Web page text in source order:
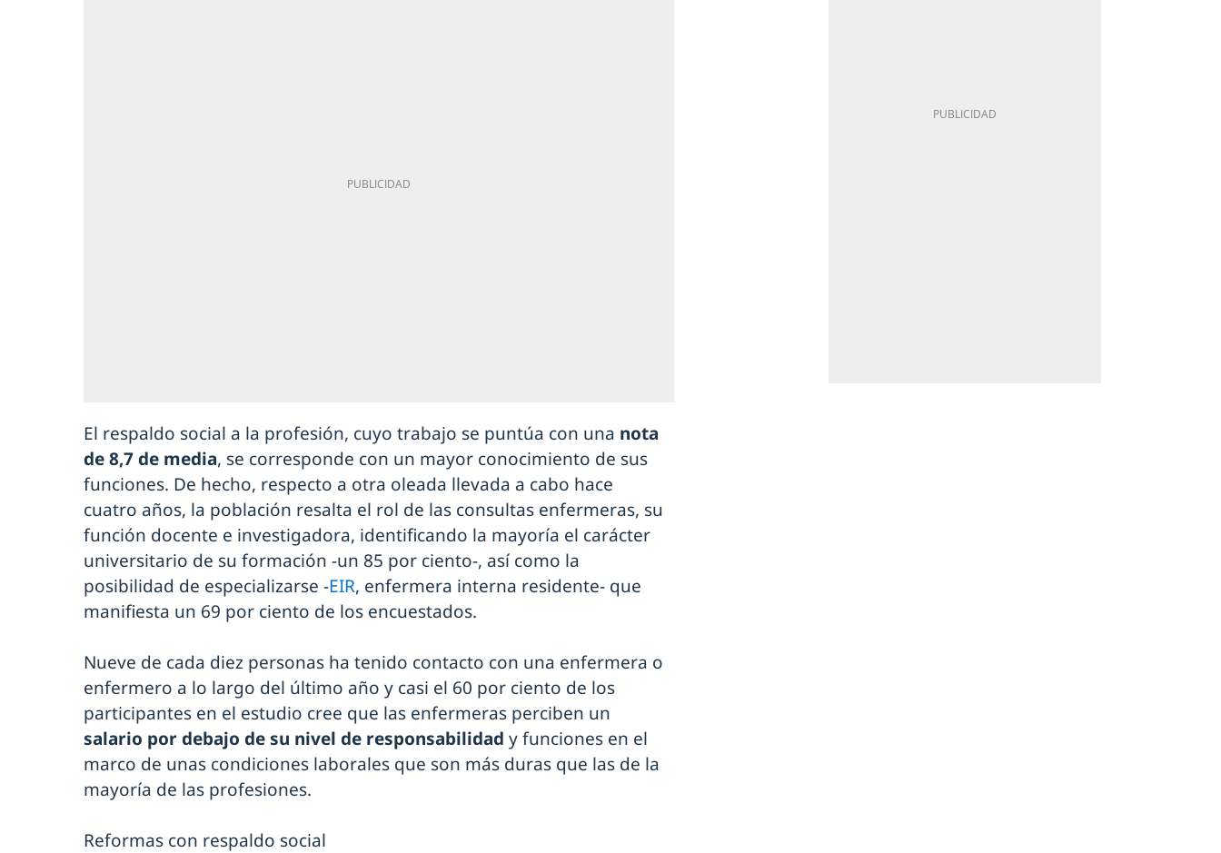
El respaldo social a la profesión, cuyo trabajo se puntúa con una nota
de 8,7 de media, se corresponde con un mayor conocimiento de sus
funciones. De hecho, respecto a otra oleada llevada a cabo hace
cuatro años, la población resalta el rol de las consultas enfermeras, su
función docente e investigadora, identificando la mayoría el carácter
universitario de su formación -un 85 por ciento-, así como la
posibilidad de especializarse -EIR, enfermera interna residente- que
manifiesta un 69 por ciento de los encuestados.
Nueve de cada diez personas ha tenido contacto con una enfermera o
enfermero a lo largo del último año y casi el 60 por ciento de los
participantes en el estudio cree que las enfermeras perciben un
salario por debajo de su nivel de responsabilidad y funciones en el
marco de unas condiciones laborales que son más duras que las de la
mayoría de las profesiones.
Reformas con respaldo social